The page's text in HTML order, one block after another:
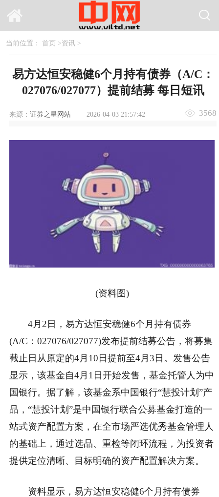
当前位置： 首页 >资讯>
易方达恒安稳健6个月持有债券（A/C：
027076/027077）提前结募 每日短讯
来源： 证券之星网站 2026-04-03 21:57:42 3568
(资料图)
4月2日，易方达恒安稳健6个月持有债券
(A/C：027076/027077)发布提前结募公告，将募集
截止日从原定的4月10日提前至4月3日。发售公告
显示，该基金自4月1日开始发售，基金托管人为中
国银行。据了解，该基金系中国银行“慧投计划”产
品，“慧投计划”是中国银行联合公募基金打造的一
站式资产配置方案，在全市场严选优秀基金管理人
的基础上，通过选品、重检等闭环流程，为投资者
提供定位清晰、目标明确的资产配置解决方案。
资料显示，易方达恒安稳健6个月持有债券